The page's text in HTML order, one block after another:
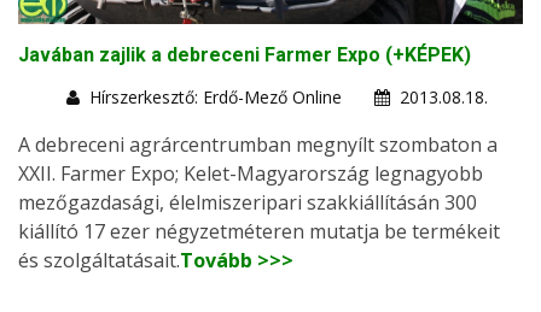
Javában zajlik a debreceni Farmer Expo (+KÉPEK)
Hírszerkesztő: Erdő-Mező Online
2013.08.18.
A debreceni agrárcentrumban megnyílt szombaton a
XXII. Farmer Expo; Kelet-Magyarország legnagyobb
mezőgazdasági, élelmiszeripari szakkiállításán 300
kiállító 17 ezer négyzetméteren mutatja be termékeit
és szolgáltatásait.Tovább >>>